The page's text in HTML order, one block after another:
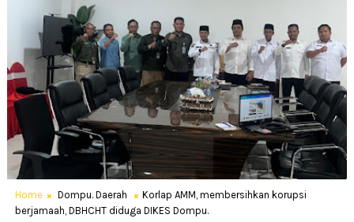
Home Dompu. Daerah
Korlap AMM, membersihkan korupsi
berjamaah, DBHCHT diduga DIKES Dompu.